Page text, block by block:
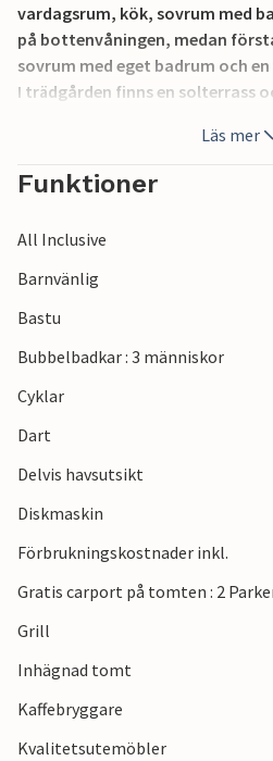
vardagsrum, kök, sovrum med
på bottenvåningen, medan
sovrum med eget badrum och
I trädgården finns en solterrass
har ett separat område för
över i poolen. Det finns också
bastu och bubbelpool.
Njut av en trevlig vistelse i detta
Läs mer
Funktioner
All Inclusive
Barnvänlig
Bastu
Bubbelbadkar : 3 människor
Cyklar
Dart
Delvis havsutsikt
Diskmaskin
Förbrukningskostnader inkl.
Gratis carport på tomten : 2
Grill
Inhägnad tomt
Kaffebryggare
Kvalitetsutemöbler